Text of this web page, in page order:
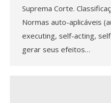
Suprema Corte.
Normas auto-aplicáveis
executing, self-acting,
gerar seus efeitos…